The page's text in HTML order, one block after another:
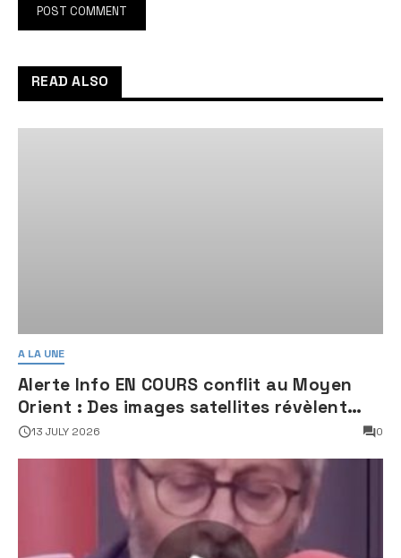
READ ALSO
A LA UNE
Alerte Info EN COURS conflit au Moyen
Orient : Des images satellites révèlent
une activité jugée « inquiétante » sur
13 JULY 2026 0